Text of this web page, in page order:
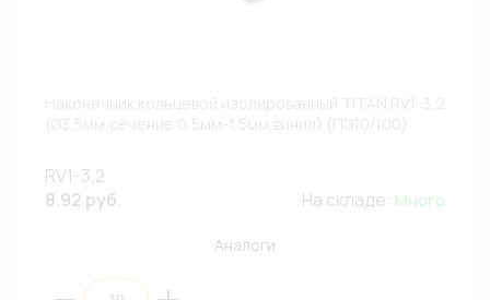
RV1-3,2
8.92 руб.
На складе: Много
Аналоги